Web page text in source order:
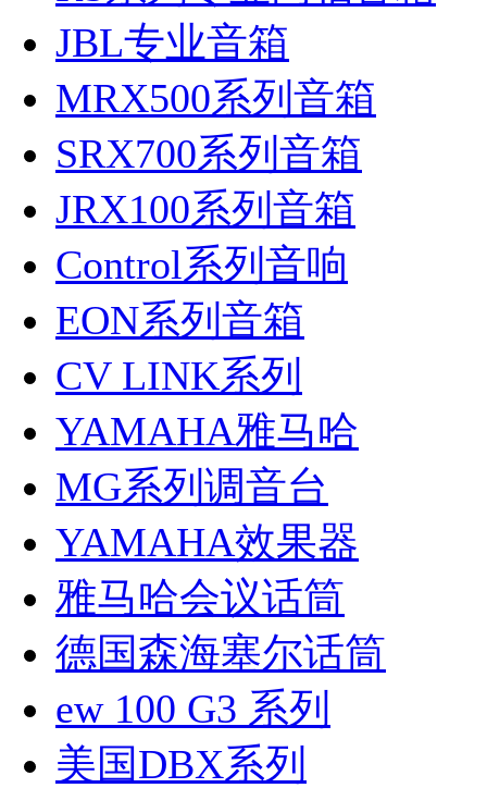
JBL专业音箱
MRX500系列音箱
SRX700系列音箱
JRX100系列音箱
Control系列音响
EON系列音箱
CV LINK系列
YAMAHA雅马哈
MG系列调音台
YAMAHA效果器
雅马哈会议话筒
德国森海塞尔话筒
ew 100 G3 系列
美国DBX系列